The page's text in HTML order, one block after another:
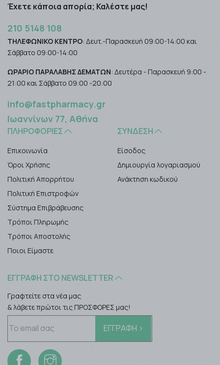
Έχετε κάποια απορία; Καλέστε μας!
210 5148 108
ΤΗΛΕΦΩΝΙΚΟ ΚΕΝΤΡΟ: Δευτ.-Παρασκευή 09:00-14:00 και
Σάββατο 09:00-14:00
ΩΡΑΡΙΟ ΠΑΡΑΛΑΒΗΣ ΔΕΜΑΤΩΝ: Δευτέρα - Παρασκευή 9:00 -
21:00 και Σάββατο 09:00 -20:00
info@fastpharmacy.gr
Ιωαννίνων 77, Αθήνα
ΠΛΗΡΟΦΟΡΊΕΣ
Επικοινωνία
Όροι Χρήσης
Πολιτική Απορρήτου
Πολιτική Επιστροφών
Σύστημα Επιβράβευσης
Τρόποι Πληρωμής
Τρόποι Αποστολής
Ποιοι Είμαστε
ΣΎΝΔΕΣΗ
Είσοδος
Δημιουργία λογαριασμού
Ανάκτηση κωδικού
ΕΓΓΡΑΦΉ ΣΤΟ NEWSLETTER
Γραφτείτε στα νέα μας
& λάβετε πρώτοι τις ΠΡΟΣΦΟΡΕΣ μας!